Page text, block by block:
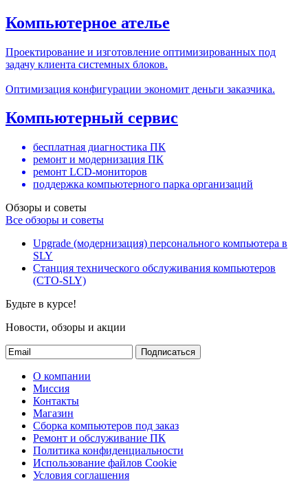
Компьютерное ателье
Проектирование и изготовление оптимизированных под
задачу клиента системных блоков.
Оптимизация конфигурации экономит деньги заказчика.
Компьютерный сервис
бесплатная диагностика ПК
ремонт и модернизация ПК
ремонт LCD-мониторов
поддержка компьютерного парка организаций
Обзоры и советы
Все обзоры и советы
Upgrade (модернизация) персонального компьютера в
SLY
Станция технического обслуживания компьютеров
(СТО-SLY)
Будьте в курсе!
Новости, обзоры и акции
Подписаться
О компании
Миссия
Контакты
Магазин
Сборка компьютеров под заказ
Ремонт и обслуживание ПК
Политика конфиденциальности
Использование файлов Cookie
Условия соглашения